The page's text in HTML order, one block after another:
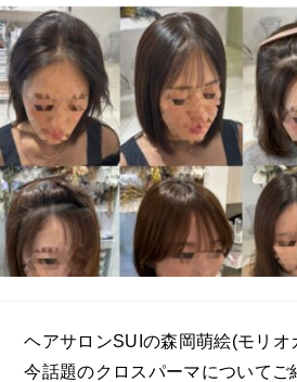
ヘアサロンSUIの森岡萌絵(モリオ
今話題のクロスパーマについてご